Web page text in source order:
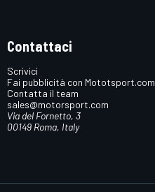
Contattaci
Scrivici
Fai pubblicità con Mototsport.com
Contatta il team
sales@motorsport.com
Via del Fornetto, 3
00149 Roma, Italy